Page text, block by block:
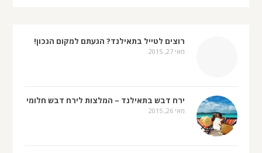
רוצים לטייל בתאילנד? הגעתם למקום הנכון!
מאי 27, 2015
ירח דבש בתאילנד – המלצות לירח דבש חלומי
מאי 26, 2015